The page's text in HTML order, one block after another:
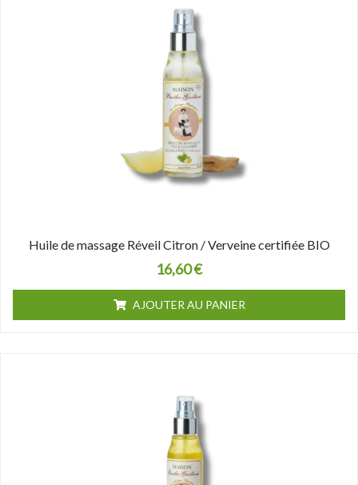
Huile de massage Réveil Citron / Verveine certifiée BIO
16,60€
AJOUTER AU PANIER